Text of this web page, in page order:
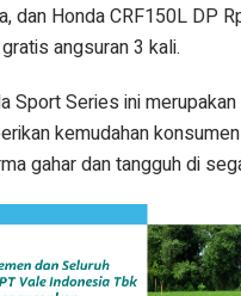
dan Honda CRF150L DP
angsuran 3 kali.
Sport Series ini
kemudahan
gahar dan tangguh di